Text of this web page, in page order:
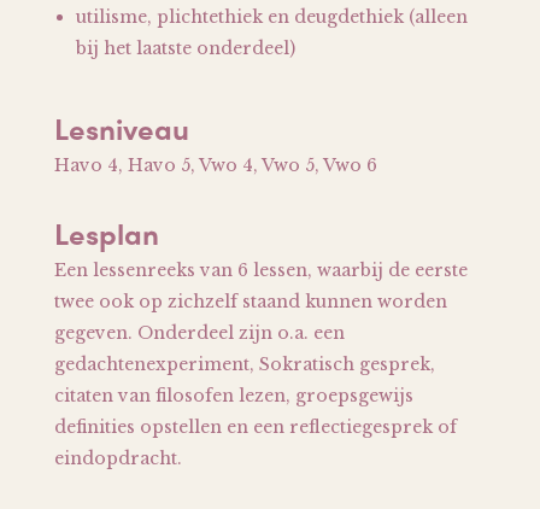
utilisme, plichtethiek en deugdethiek (alleen
bij het laatste onderdeel)
Lesniveau
Havo 4, Havo 5, Vwo 4, Vwo 5, Vwo 6
Lesplan
Een lessenreeks van 6 lessen, waarbij de eerste
twee ook op zichzelf staand kunnen worden
gegeven. Onderdeel zijn o.a. een
gedachtenexperiment, Sokratisch gesprek,
citaten van filosofen lezen, groepsgewijs
definities opstellen en een reflectiegesprek of
eindopdracht.